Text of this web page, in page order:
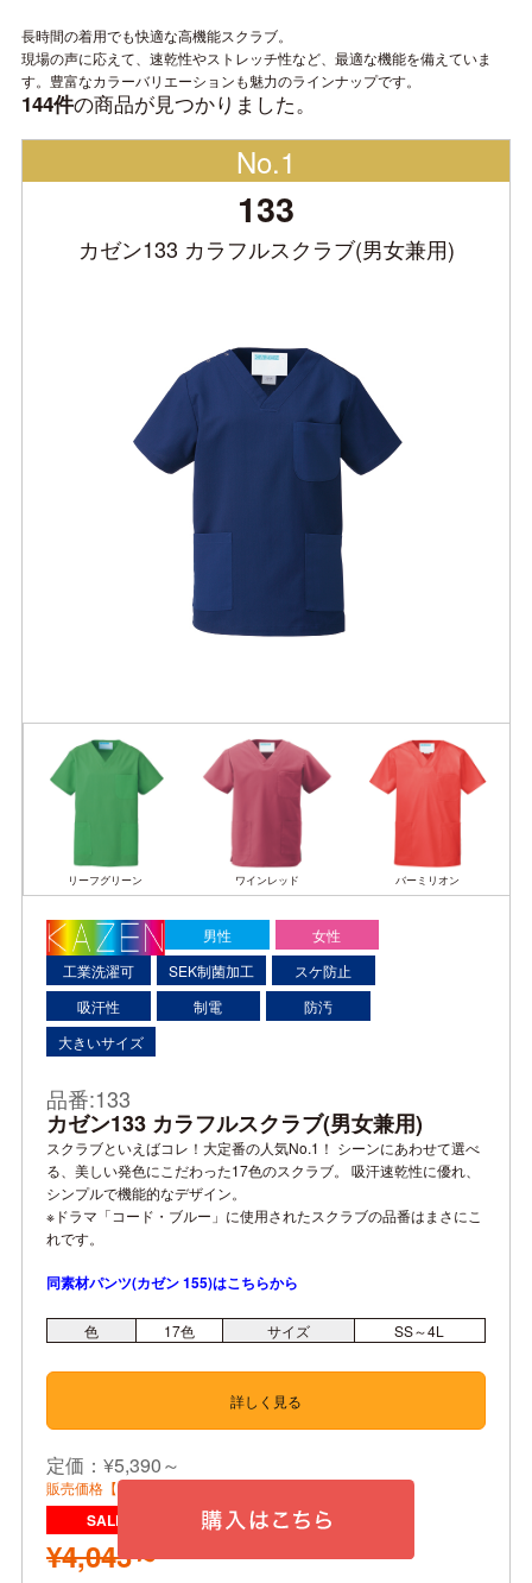
長時間の着用でも快適な高機能スクラブ。
現場の声に応えて、速乾性やストレッチ性など、最適な機能を備えていま
す。豊富なカラーバリエーションも魅力のラインナップです。
144件の商品が見つかりました。
No.1
133
カゼン133 カラフルスクラブ(男女兼用)
リーフグリーン ワインレッド バーミリオン
男性
女性
工業洗濯可
SEK制菌加工
スケ防止
吸汗性
制電
防汚
大きいサイズ
品番:133
カゼン133 カラフルスクラブ(男女兼用)
スクラブといえばコレ！大定番の人気No.1！ シーンにあわせて選べ
る、美しい発色にこだわった17色のスクラブ。 吸汗速乾性に優れ、
シンプルで機能的なデザイン。
※ドラマ「コード・ブルー」に使用されたスクラブの品番はまさにこ
れです。
同素材パンツ(カゼン 155)はこちらから
色 17色 サイズ SS～4L
詳しく見る
定価：¥5,390～
販売価格【税込】
¥4,043～